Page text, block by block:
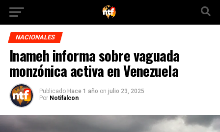
NACIONALES
Inameh informa sobre vaguada
monzónica activa en Venezuela
Publicado Hace 1 año on julio 23, 2025
Por Notifalcon